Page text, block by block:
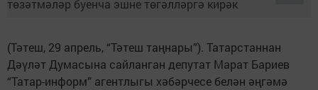
(Тәтеш, 29 апрель, “Тәтеш таңнары”). Татарстаннан
Дәүләт Думасына сайланган депутат Марат Бариев
“Татар-информ” агентлыгы хәбәрчесе белән әңгәмә